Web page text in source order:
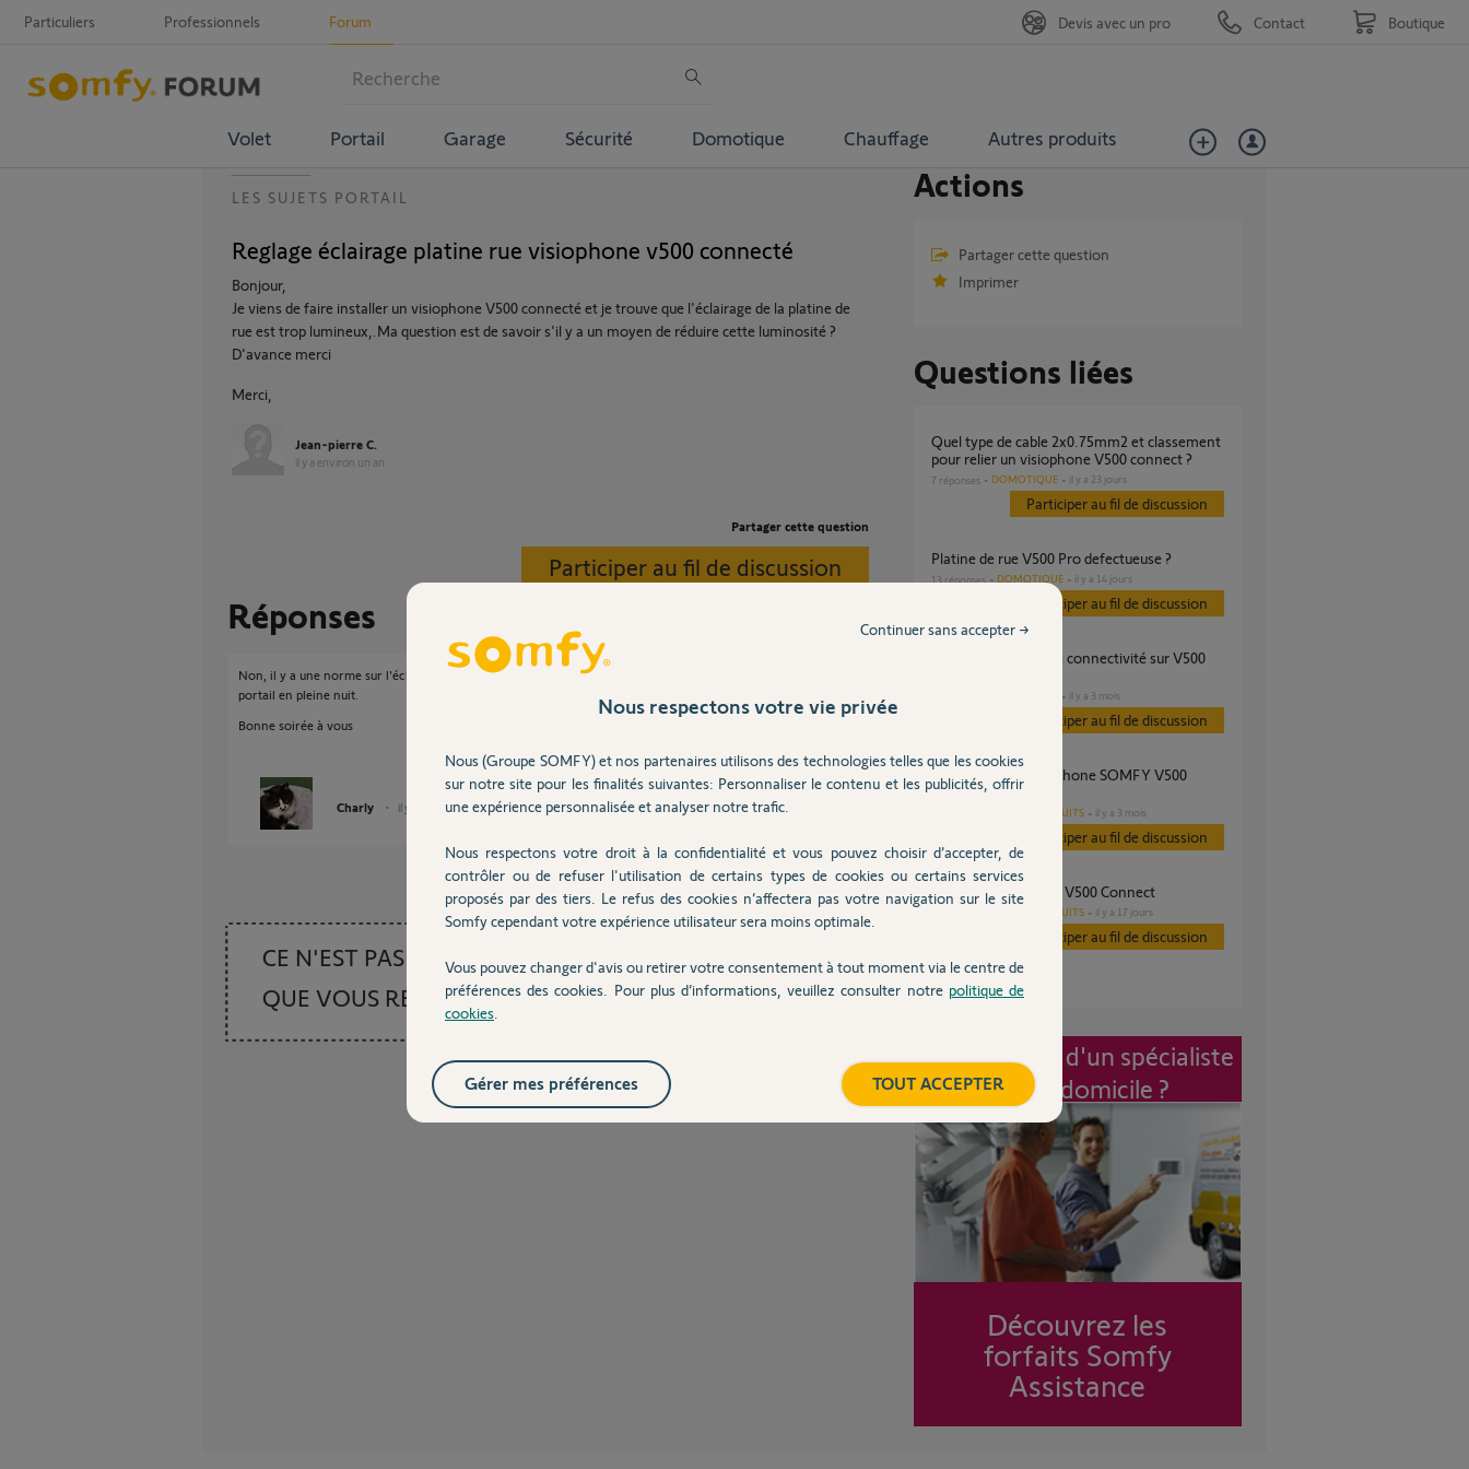
Particuliers Professionnels Forum
Volet Portail Garage Sécurité Domotique Chauffage Autres produits
Devis avec un pro Contact Boutique
LES SUJETS PORTAIL
Reglage éclairage platine rue visiophone v500 connecté
Bonjour,
Je viens de faire installer un visiophone V500 connecté et je trouve que l'éclairage de la platine de
rue est trop lumineux,.Ma question est de savoir s'il y a un moyen de réduire cette luminosité ?
D'avance merci
Merci,
Jean-pierre C.
il y a environ un an
Partager cette question
Participer au fil de discussion
Réponses
Non, il y a une norme sur l'éclairage des visio qui doit sécuriser les abords immédiats du
portail en pleine nuit.
Bonne soirée à vous
Charly il y a environ un an
CE N'EST PAS CE
QUE VOUS RECHERCHEZ
Posez votre question
Actions
Partager cette question
Imprimer
Questions liées
Quel type de cable 2x0.75mm2 et classement
pour relier un visiophone V500 connect ?
7 réponses DOMOTIQUE il y a 23 jours
Participer au fil de discussion
platine de rue V500 Pro defectueuse ?
13 réponses DOMOTIQUE il y a 14 jours
Participer au fil de discussion
il y a 3 mois
Participer au fil de discussion
Déconnection visiophone SOMFY V500
Connect
AUTRES PRODUITS il y a 3 mois
Participer au fil de discussion
Retour d'expérience V500 Connect
AUTRES PRODUITS il y a 17 jours
Participer au fil de discussion
Intervention d'un spécialiste
à mon domicile ?
Découvrez les
forfaits Somfy
Assistance
Nous respectons votre vie privée
Nous (Groupe SOMFY) et nos partenaires utilisons des technologies telles que les cookies
sur notre site pour les finalités suivantes: Personnaliser le contenu et les publicités, offrir
une expérience personnalisée et analyser notre trafic.
Nous respectons votre droit à la confidentialité et vous pouvez choisir d’accepter, de
contrôler ou de refuser l'utilisation de certains types de cookies ou certains services
proposés par des tiers. Le refus des cookies n’affectera pas votre navigation sur le site
Somfy cependant votre expérience utilisateur sera moins optimale.
Vous pouvez changer d'avis ou retirer votre consentement à tout moment via le centre de
préférences des cookies. Pour plus d’informations, veuillez consulter notre politique de
cookies
Continuer sans accepter →
TOUT ACCEPTER
Gérer mes préférences